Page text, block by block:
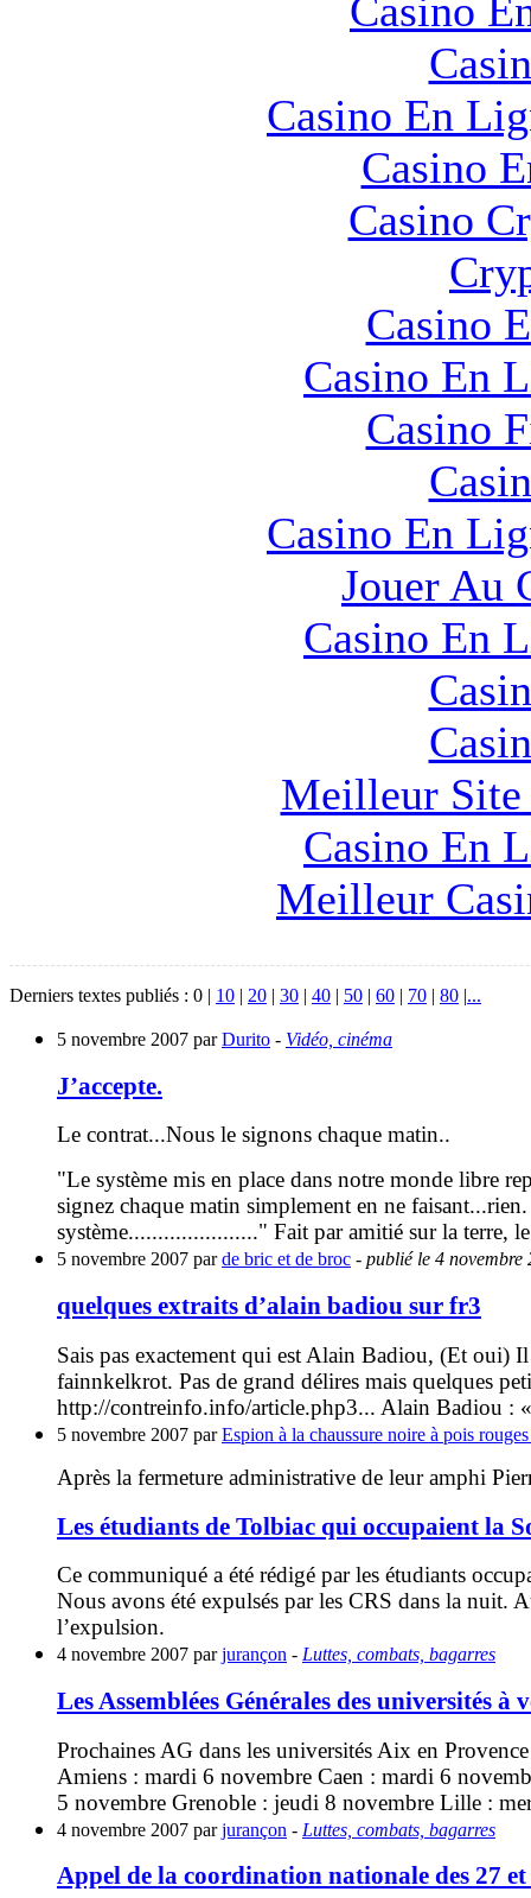
Casino
Casino En
Casino
Casino
Casino
Casino En
Casino
Casino En
Jouer Au
Casino En
Meilleur Site
Casino En
Meilleur
Derniers textes publiés : 0 | 10 | 20 | 30 | 40 | 50 | 60 | 70 | 80 |...
5 novembre 2007 parDurito - Vidéo, cinéma
J’accepte.
Le contrat...Nous le signons chaque matin..
"Le système mis en place dans notre monde libre
signez chaque matin simplement en ne
système......................" Fait par amitié sur la terre,
5 novembre 2007 parde bric et de broc - publié le 4 novembre
quelques extraits d’alain badiou sur fr3
Sais pas exactement qui est Alain Badiou, (Et oui)
fainnkelkrot. Pas de grand délires mais quelques
http://contreinfo.info/article.php3... Alain Badiou :
5 novembre 2007 parEspion à la chaussure noire à pois
Après la fermeture administrative de leur amphi
Les étudiants de Tolbiac qui occupaient la
Ce communiqué a été rédigé par les étudiants
Nous avons été expulsés par les CRS dans la nuit.
l’expulsion.
4 novembre 2007 parjurançon - Luttes, combats, bagarres
Les Assemblées Générales des universités à
Prochaines AG dans les universités Aix en
Amiens : mardi 6 novembre Caen : mardi 6
5 novembre Grenoble : jeudi 8 novembre Lille :
4 novembre 2007 parjurançon - Luttes, combats, bagarres
Appel de la coordination nationale des 27